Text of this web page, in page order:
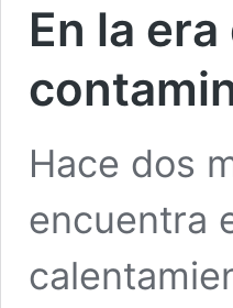
En la
Hace dos
encuentra